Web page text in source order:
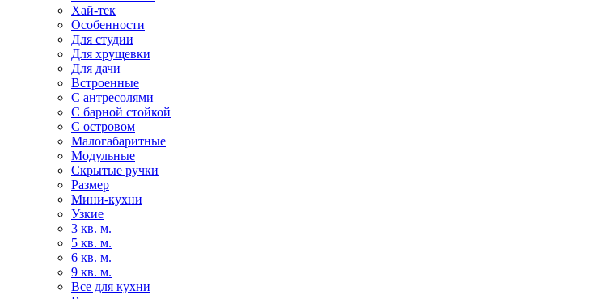
Хай-тек
Особенности
Для студии
Для хрущевки
Для дачи
Встроенные
С антресолями
С барной стойкой
С островом
Малогабаритные
Модульные
Скрытые ручки
Размер
Мини-кухни
Узкие
3 кв. м.
5 кв. м.
6 кв. м.
9 кв. м.
Все для кухни